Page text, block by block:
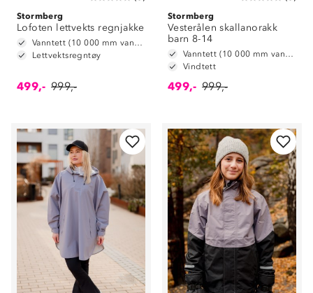
Stormberg
Lofoten lettvekts regnjakke
Vanntett (10 000 mm vannsøyle)
Lettvektsregntøy
499,- 999,-
Stormberg
Vesterålen skallanorakk
barn 8-14
Vanntett (10 000 mm vannsøyle)
Vindtett
499,- 999,-